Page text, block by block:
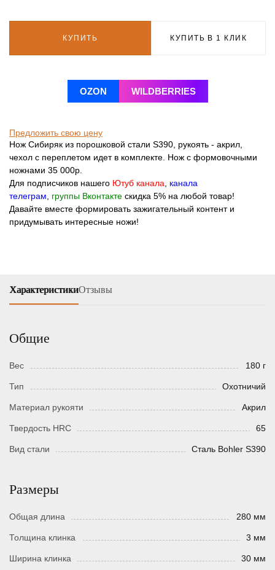
КУПИТЬ КУПИТЬ В 1 КЛИК
OZON WILDBERRIES
Предложить свою цену
Нож Сибиряк из порошковой стали S390, рукоять - акрил,
чехол с переплетом идет в комплекте. Нож с формовочными
ножнами 35 000р.
Для подписчиков нашего Ютуб канала
канала
телеграм
группы Вконтакте скидка 5% на любой товар!
Давайте вместе формировать зажигательный контент и
придумывать интересные ножи!
ХарактеристикиОтзывы
Общие
Вес 180 г
Тип Охотничий
Материал рукояти Акрил
Твердость HRC 65
Вид стали Сталь Bohler S390
Размеры
Общая длина 280 мм
Толщина клинка 3 мм
Ширина клинка 30 мм